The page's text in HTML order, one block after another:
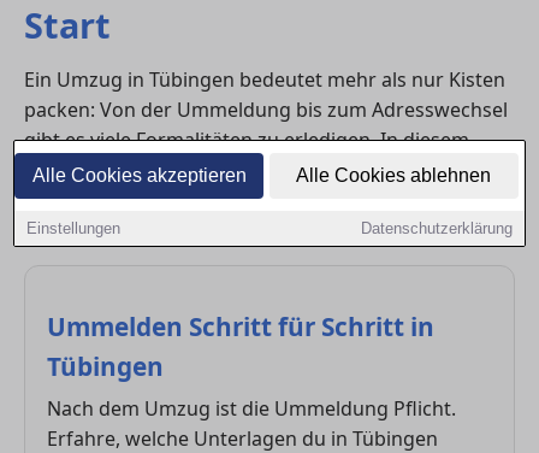
Alle Cookies akzeptieren Alle Cookies ablehnen
Einstellungen Datenschutzerklärung
Start
Ein Umzug in Tübingen bedeutet mehr als nur Kisten
packen: Von der Ummeldung bis zum Adresswechsel
gibt es viele Formalitäten zu erledigen. In diesem
Ratgeber findest du alle wichtigen Schritte und
Services, damit dein Neustart stressfrei gelingt – ob
privat oder beruflich.
Ummelden Schritt für Schritt in
Tübingen
Nach dem Umzug ist die Ummeldung Pflicht.
Erfahre, welche Unterlagen du in Tübingen